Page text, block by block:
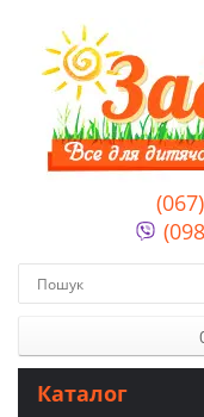
Каталог